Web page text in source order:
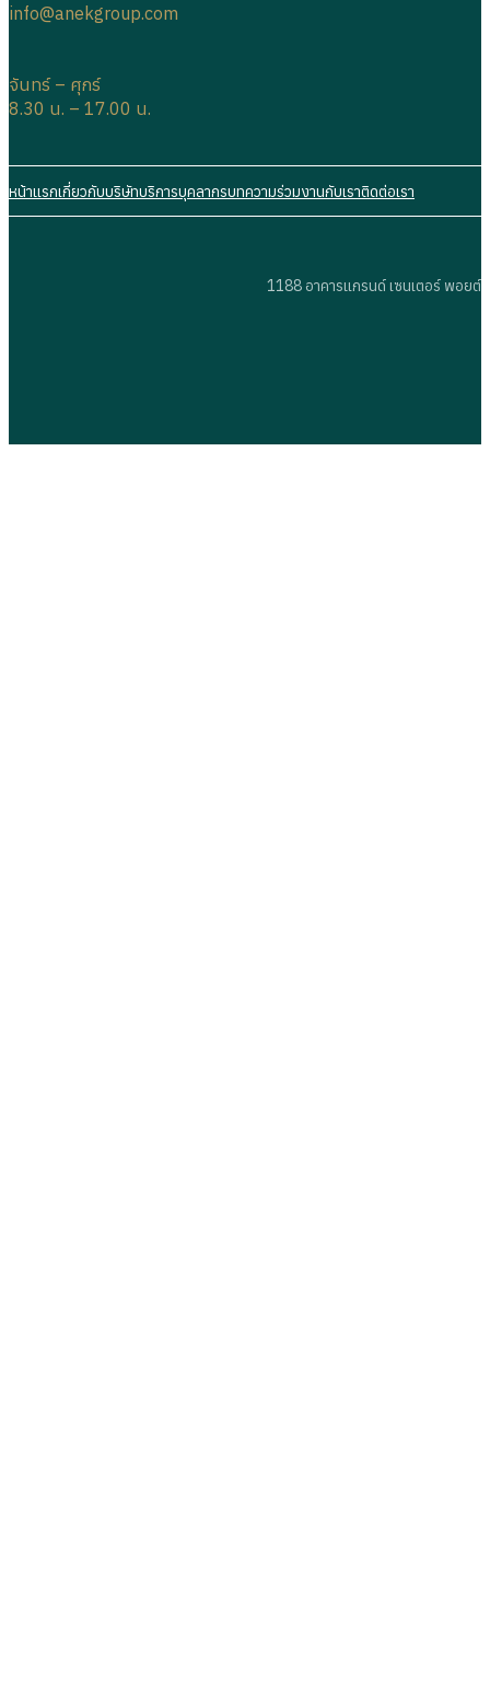
info@anekgroup.com
จันทร์ – ศุกร์
8.30 น. – 17.00 น.
หน้าแรกเกี่ยวกับบริษัทบริการบุคลากรบทความร่วมงานกับเราติดต่อเรา
1188 อาคารแกรนด์ เซนเตอร์ พอย